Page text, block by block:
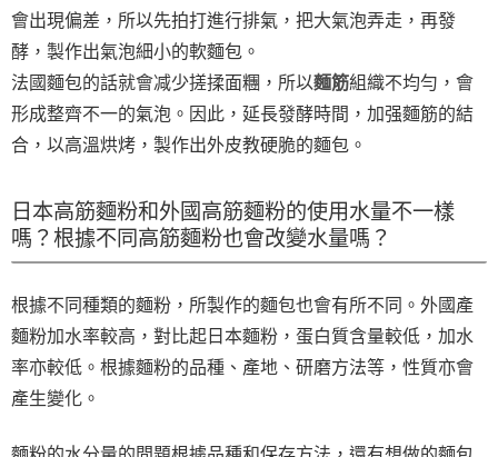
會出現偏差，所以先拍打進行排氣，把大氣泡弄走，再發
酵，製作出氣泡細小的軟麵包。
法國麵包的話就會减少搓揉面糰，所以麵筋組織不均勻，會
形成整齊不一的氣泡。因此，延長發酵時間，加强麵筋的結
合，以高溫烘烤，製作出外皮教硬脆的麵包。
日本高筋麵粉和外國高筋麵粉的使用水量不一樣
嗎？根據不同高筋麵粉也會改變水量嗎？
根據不同種類的麵粉，所製作的麵包也會有所不同。外國產
麵粉加水率較高，對比起日本麵粉，蛋白質含量較低，加水
率亦較低。根據麵粉的品種、產地、研磨方法等，性質亦會
產生變化。